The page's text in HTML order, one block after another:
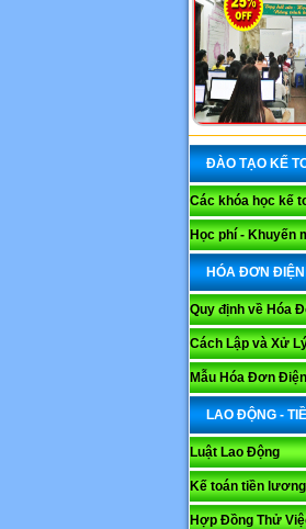
ĐÀO TẠO KẾ
Các khóa học kế
Học phí - Khuyến
HÓA ĐƠN
Quy định về Hóa
Cách Lập và Xử
Mẫu Hóa Đơn
LAO ĐỘNG -
Luật Lao Động
Kế toán tiền lương
Hợp Đồng Thử